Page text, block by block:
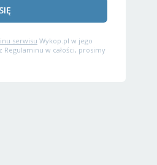
serwisu Wykop.pl w jego
w całości, prosimy